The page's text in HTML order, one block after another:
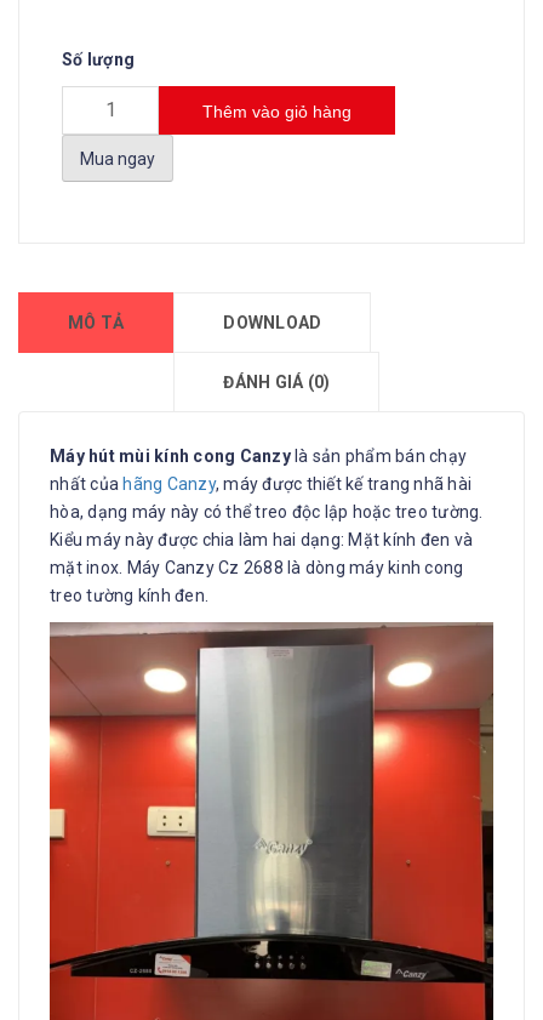
Số lượng
Thêm vào giỏ hàng
Mua ngay
MÔ TẢ DOWNLOAD
ĐÁNH GIÁ (0)
Máy hút mùi kính cong Canzylà sản phẩm bán chạy
nhất của hãng Canzy, máy được thiết kế trang nhã hài
hòa, dạng máy này có thể treo độc lập hoặc treo tường.
Kiểu máy này được chia làm hai dạng: Mặt kính đen và
mặt inox. Máy Canzy Cz 2688 là dòng máy kinh cong
treo tường kính đen.